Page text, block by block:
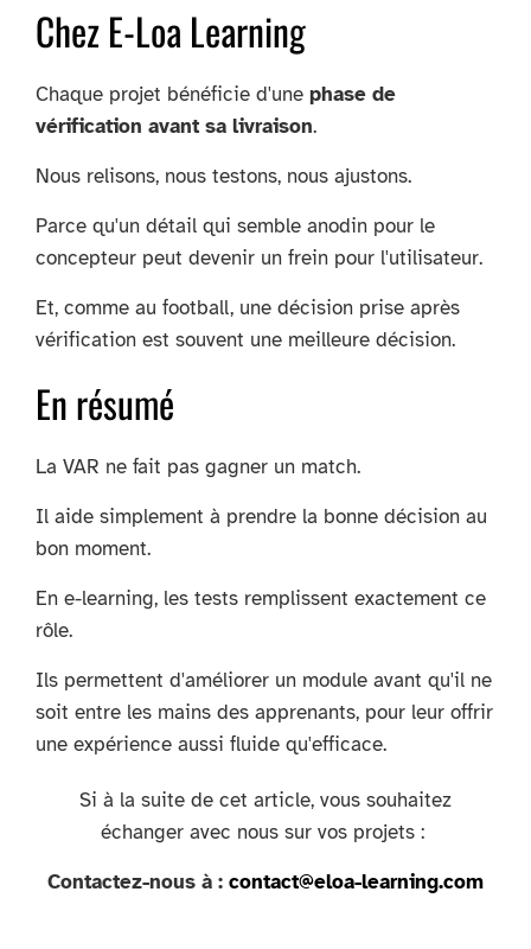
Chez E-Loa Learning
Chaque projet bénéficie d'une phase de
vérification avant sa livraison.
Nous relisons, nous testons, nous ajustons.
Parce qu'un détail qui semble anodin pour le
concepteur peut devenir un frein pour l'utilisateur.
Et, comme au football, une décision prise après
vérification est souvent une meilleure décision.
En résumé
La VAR ne fait pas gagner un match.
Il aide simplement à prendre la bonne décision au
bon moment.
En e-learning, les tests remplissent exactement ce
rôle.
Ils permettent d'améliorer un module avant qu'il ne
soit entre les mains des apprenants, pour leur offrir
une expérience aussi fluide qu'efficace.
Si à la suite de cet article, vous souhaitez
échanger avec nous sur vos projets :
Contactez-nous à : contact@eloa-learning.com